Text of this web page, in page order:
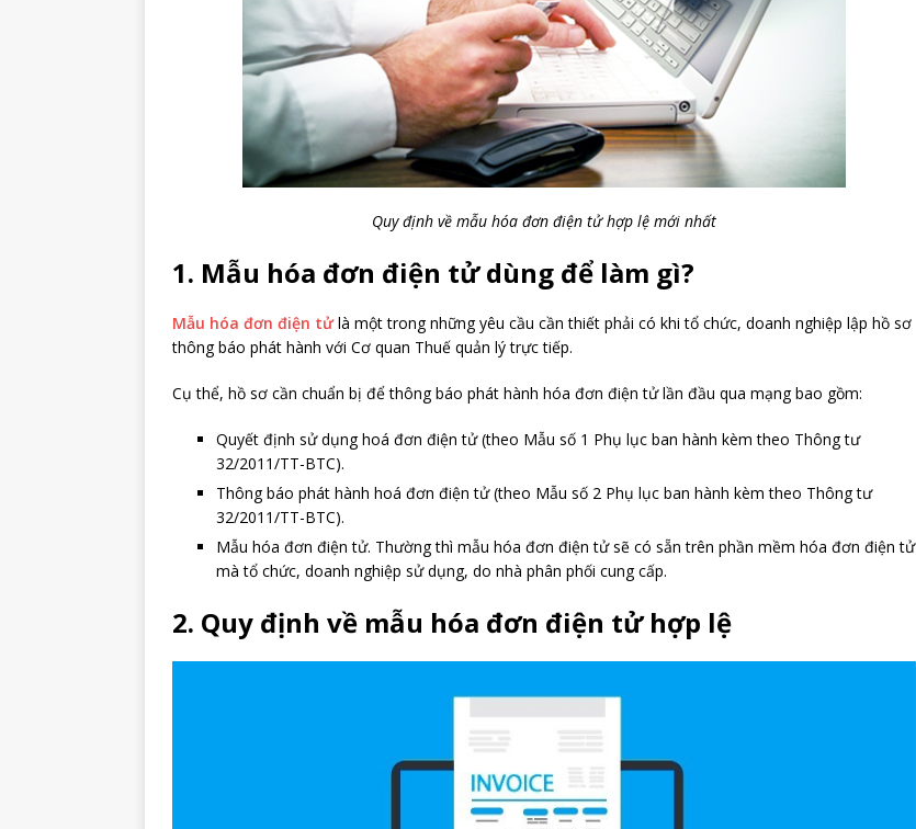
Quy định về mẫu hóa đơn điện tử hợp lệ mới nhất
1. Mẫu hóa đơn điện tử dùng để làm gì?
Mẫu hóa đơn điện tửlà một trong những yêu cầu cần thiết phải có khi tổ chức, doanh nghiệp lập hồ sơ
thông báo phát hành với Cơ quan Thuế quản lý trực tiếp.
Cụ thể, hồ sơ cần chuẩn bị để thông báo phát hành hóa đơn điện tử lần đầu qua mạng bao gồm:
Quyết định sử dụng hoá đơn điện tử (theo Mẫu số 1 Phụ lục ban hành kèm theo Thông tư
32/2011/TT-BTC).
Thông báo phát hành hoá đơn điện tử (theo Mẫu số 2 Phụ lục ban hành kèm theo Thông tư
32/2011/TT-BTC).
Mẫu hóa đơn điện tử. Thường thì mẫu hóa đơn điện tử sẽ có sẵn trên phần mềm hóa đơn điện tử
mà tổ chức, doanh nghiệp sử dụng, do nhà phân phối cung cấp.
2. Quy định về mẫu hóa đơn điện tử hợp lệ